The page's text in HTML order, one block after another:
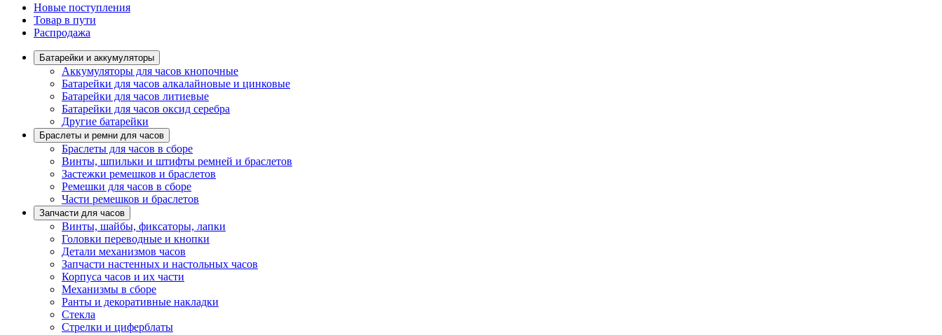
Новые поступления
Товар в пути
Распродажа
Батарейки и аккумуляторы
Аккумуляторы для часов кнопочные
Батарейки для часов алкалайновые и цинковые
Батарейки для часов литиевые
Батарейки для часов оксид серебра
Другие батарейки
Браслеты и ремни для часов
Браслеты для часов в сборе
Винты, шпильки и штифты ремней и браслетов
Застежки ремешков и браслетов
Ремешки для часов в сборе
Части ремешков и браслетов
Запчасти для часов
Винты, шайбы, фиксаторы, лапки
Головки переводные и кнопки
Детали механизмов часов
Запчасти настенных и настольных часов
Корпуса часов и их части
Механизмы в сборе
Ранты и декоративные накладки
Стекла
Стрелки и циферблаты